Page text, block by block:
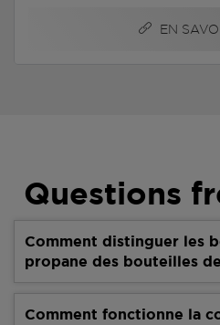
EN
Questions
Comment distinguer les
propane des bouteilles
Comment fonctionne la